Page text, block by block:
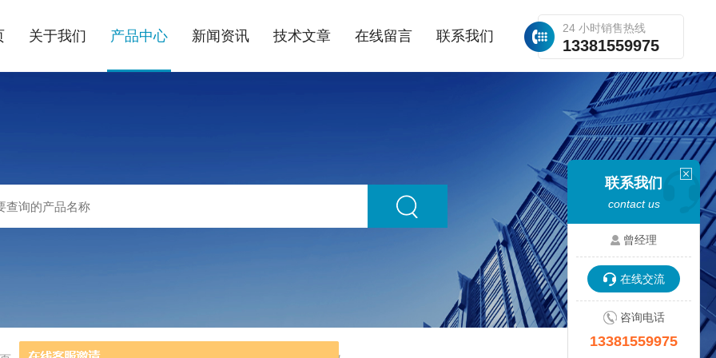
24 小时销售热线
13381559975
关于我们 产品中心 新闻资讯 技术文章 在线留言 联系我们
联系我们
contact us
曾经理
在线交流
咨询电话
13381559975